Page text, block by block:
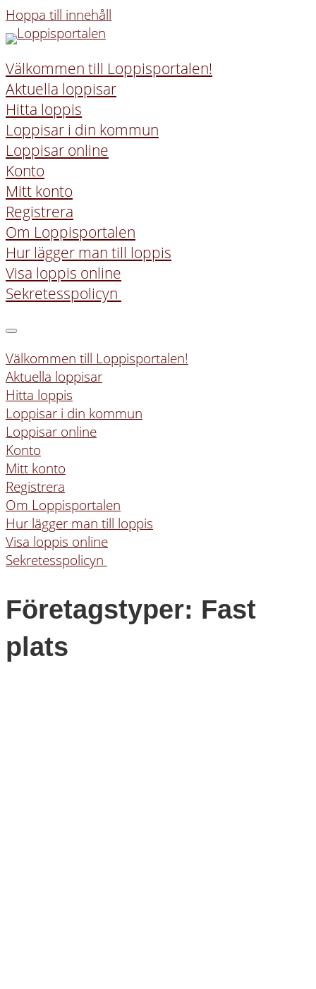
Hoppa till innehåll
Välkommen till Loppisportalen!
Aktuella loppisar
Hitta loppis
Loppisar i din kommun
Loppisar online
Konto
Mitt konto
Registrera
Om Loppisportalen
Hur lägger man till loppis
Visa loppis online
Sekretesspolicyn
Välkommen till Loppisportalen!
Aktuella loppisar
Hitta loppis
Loppisar i din kommun
Loppisar online
Konto
Mitt konto
Registrera
Om Loppisportalen
Hur lägger man till loppis
Visa loppis online
Sekretesspolicyn
Företagstyper: Fast
plats